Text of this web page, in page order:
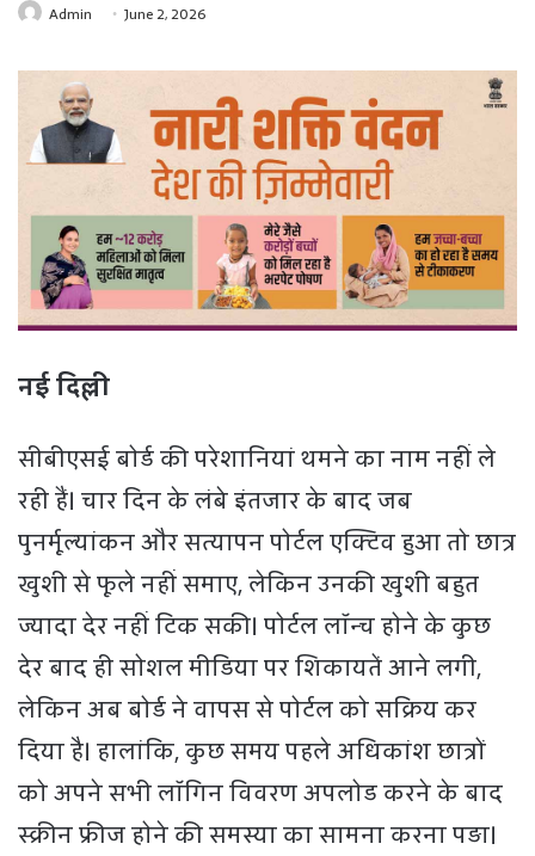
Admin June 2, 2026
नई दिल्ली
सीबीएसई बोर्ड की परेशानियां थमने का नाम नहीं ले
रही हैं। चार दिन के लंबे इंतजार के बाद जब
पुनर्मूल्यांकन और सत्यापन पोर्टल एक्टिव हुआ तो छात्र
खुशी से फूले नहीं समाए, लेकिन उनकी खुशी बहुत
ज्यादा देर नहीं टिक सकी। पोर्टल लॉन्च होने के कुछ
देर बाद ही सोशल मीडिया पर शिकायतें आने लगी,
लेकिन अब बोर्ड ने वापस से पोर्टल को सक्रिय कर
दिया है। हालांकि, कुछ समय पहले अधिकांश छात्रों
को अपने सभी लॉगिन विवरण अपलोड करने के बाद
स्क्रीन फ्रीज होने की समस्या का सामना करना पड़ा।